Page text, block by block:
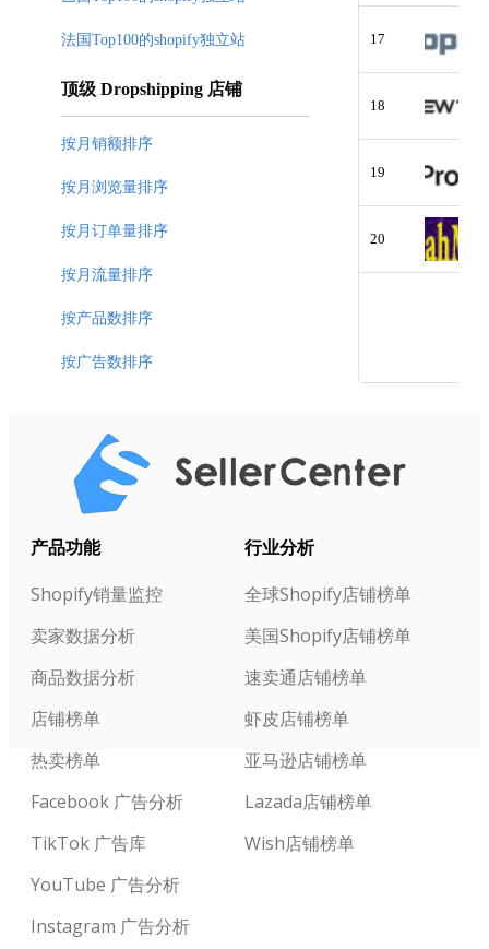
17
18
19
20
法国Top100的shopify独立站
顶级 Dropshipping 店铺
按月销额排序
按月浏览量排序
按月订单量排序
按月流量排序
按产品数排序
按广告数排序
产品功能
Shopify销量监控
卖家数据分析
商品数据分析
店铺榜单
热卖榜单
Facebook 广告分析
TikTok 广告库
YouTube 广告分析
Instagram 广告分析
行业分析
全球Shopify店铺榜单
美国Shopify店铺榜单
速卖通店铺榜单
虾皮店铺榜单
亚马逊店铺榜单
Lazada店铺榜单
Wish店铺榜单